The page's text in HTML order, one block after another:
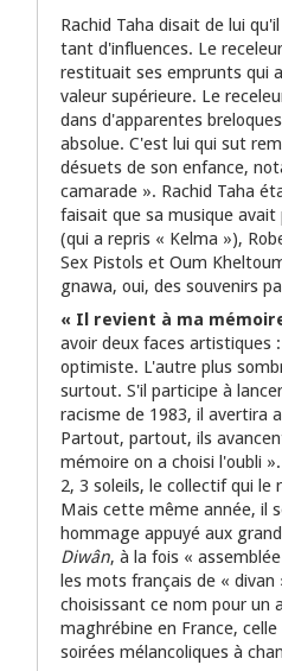
Rachid Taha disait de lui
tant d'influences. Le
restituait ses emprunts qui
valeur supérieure. Le
dans d'apparentes
absolue. C'est lui qui sut
désuets de son enfance,
camarade ». Rachid Taha
faisait que sa musique avait
(qui a repris « Kelma »),
Sex Pistols et Oum
gnawa, oui, des souvenirs
« Il revient à ma
avoir deux faces artistiques
optimiste. L'autre plus
surtout. S'il participe à
racisme de 1983, il avertira
Partout, partout, ils
mémoire on a choisi l'oubli
2, 3 soleils, le collectif qui le
Mais cette même année, il
hommage appuyé aux
Diwân, à la fois «
les mots français de «
choisissant ce nom pour un
maghrébine en France,
soirées mélancoliques à